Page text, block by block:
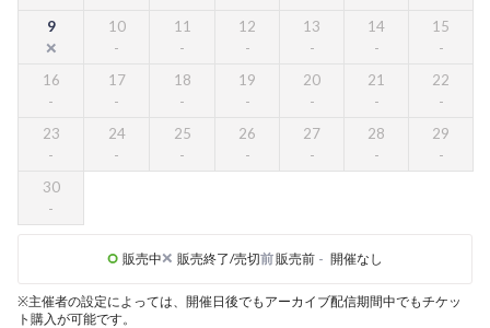
9 10 11 12 13 14 15
16 17 18 19 20 21 22
23 24 25 26 27 28 29
30
販売中 販売終了/売切前販売前 - 開催なし
※主催者の設定によっては、開催日後でもアーカイブ配信期間中でもチケッ
ト購入が可能です。